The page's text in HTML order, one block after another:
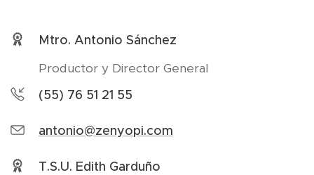
Mtro. Antonio Sánchez
Productor y Director General
(55) 76 51 21 55
antonio@zenyopi.com
T.S.U. Edith Garduño